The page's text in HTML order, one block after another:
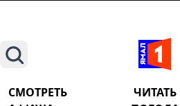
Поиск
СМОТРЕТЬ ЧИТАТЬ